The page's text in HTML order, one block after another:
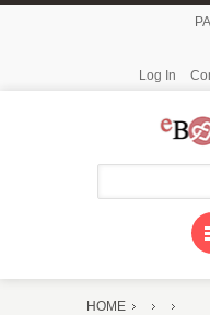
Log In
HOME